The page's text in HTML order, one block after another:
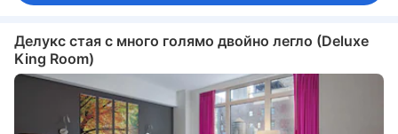
Делукс стая с много голямо двойно легло (Deluxe
King Room)